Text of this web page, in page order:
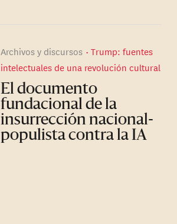
Archivos y discursos
Trump: fuentes
intelectuales de una revolución cultural
El documento
fundacional de la
insurrección nacional-
populista contra la IA